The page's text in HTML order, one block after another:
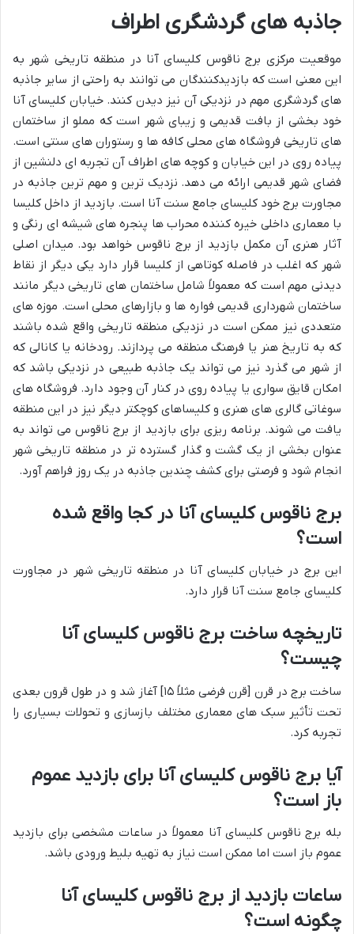
جاذبه های گردشگری اطراف
موقعیت مرکزی برج ناقوس کلیسای آنا در منطقه تاریخی شهر به
این معنی است که بازدیدکنندگان می توانند به راحتی از سایر جاذبه
های گردشگری مهم در نزدیکی آن نیز دیدن کنند. خیابان کلیسای آنا
خود بخشی از بافت قدیمی و زیبای شهر است که مملو از ساختمان
های تاریخی فروشگاه های محلی کافه ها و رستوران های سنتی است.
پیاده روی در این خیابان و کوچه های اطراف آن تجربه ای دلنشین از
فضای شهر قدیمی ارائه می دهد. نزدیک ترین و مهم ترین جاذبه در
مجاورت برج خود کلیسای جامع سنت آنا است. بازدید از داخل کلیسا
با معماری داخلی خیره کننده محراب ها پنجره های شیشه ای رنگی و
آثار هنری آن مکمل بازدید از برج ناقوس خواهد بود. میدان اصلی
شهر که اغلب در فاصله کوتاهی از کلیسا قرار دارد یکی دیگر از نقاط
دیدنی مهم است که معمولاً شامل ساختمان های تاریخی دیگر مانند
ساختمان شهرداری قدیمی فواره ها و بازارهای محلی است. موزه های
متعددی نیز ممکن است در نزدیکی منطقه تاریخی واقع شده باشند
که به تاریخ هنر یا فرهنگ منطقه می پردازند. رودخانه یا کانالی که
از شهر می گذرد نیز می تواند یک جاذبه طبیعی در نزدیکی باشد که
امکان قایق سواری یا پیاده روی در کنار آن وجود دارد. فروشگاه های
سوغاتی گالری های هنری و کلیساهای کوچکتر دیگر نیز در این منطقه
یافت می شوند. برنامه ریزی برای بازدید از برج ناقوس می تواند به
عنوان بخشی از یک گشت و گذار گسترده تر در منطقه تاریخی شهر
انجام شود و فرصتی برای کشف چندین جاذبه در یک روز فراهم آورد.
برج ناقوس کلیسای آنا در کجا واقع شده
است؟
این برج در خیابان کلیسای آنا در منطقه تاریخی شهر در مجاورت
کلیسای جامع سنت آنا قرار دارد.
تاریخچه ساخت برج ناقوس کلیسای آنا
چیست؟
ساخت برج در قرن [قرن فرضی مثلاً ۱۵] آغاز شد و در طول قرون بعدی
تحت تأثیر سبک های معماری مختلف بازسازی و تحولات بسیاری را
تجربه کرد.
آیا برج ناقوس کلیسای آنا برای بازدید عموم
باز است؟
بله برج ناقوس کلیسای آنا معمولاً در ساعات مشخصی برای بازدید
عموم باز است اما ممکن است نیاز به تهیه بلیط ورودی باشد.
ساعات بازدید از برج ناقوس کلیسای آنا
چگونه است؟